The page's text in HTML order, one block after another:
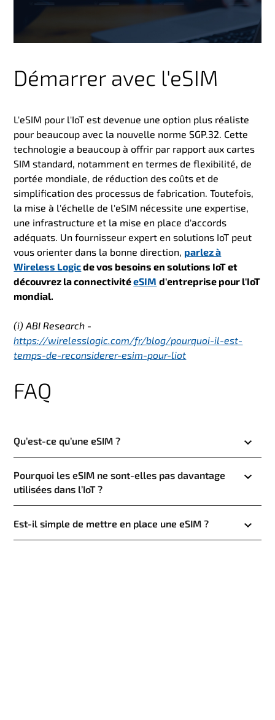
Démarrer avec l'eSIM
L'eSIM pour l'IoT est devenue une option plus réaliste
pour beaucoup avec la nouvelle norme SGP.32. Cette
technologie a beaucoup à offrir par rapport aux cartes
SIM standard, notamment en termes de flexibilité, de
portée mondiale, de réduction des coûts et de
simplification des processus de fabrication. Toutefois,
la mise à l'échelle de l'eSIM nécessite une expertise,
une infrastructure et la mise en place d'accords
adéquats. Un fournisseur expert en solutions IoT peut
vous orienter dans la bonne direction, parlez à
Wireless Logicde vos besoins en solutions IoT et
découvrez laconnectivitéeSIM d'entreprise pour l'IoT
mondial.
(i) ABI Research -
https://wirelesslogic.com/fr/blog/pourquoi-il-est-
temps-de-reconsiderer-esim-pour-liot
FAQ
Qu’est-ce qu’une eSIM ?
Pourquoi les eSIM ne sont-elles pas davantage
utilisées dans l’IoT ?
Est-il simple de mettre en place une eSIM ?